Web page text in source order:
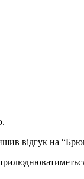
відгук на